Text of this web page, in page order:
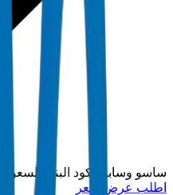
ساسو وسابر وكود البناء السعودي
اطلب عرض سعر